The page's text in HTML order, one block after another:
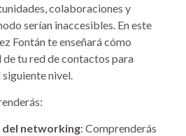
colaboraciones y
serían inaccesibles. En este
Fontán te enseñará cómo
tu red de contactos para
nivel.
networking: Comprenderás